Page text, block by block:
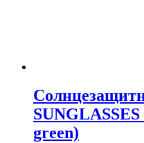
green)